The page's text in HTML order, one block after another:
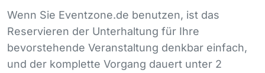
Wenn Sie Eventzone.de benutzen, ist das
Reservieren der Unterhaltung für Ihre
bevorstehende Veranstaltung denkbar einfach,
und der komplette Vorgang dauert unter 2